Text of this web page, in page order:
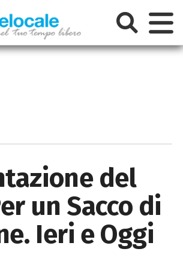
del
un Sacco di
Ieri e Oggi